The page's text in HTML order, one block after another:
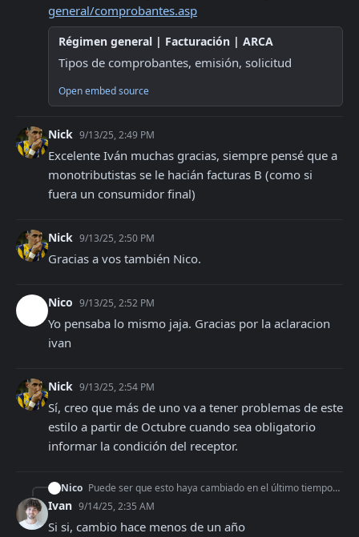
general/comprobantes.asp
Régimen general | Facturación | ARCA
Tipos de comprobantes, emisión, solicitud
Open embed source
Nick 9/13/25, 2:49 PM
Excelente Iván muchas gracias, siempre pensé que a
monotributistas se le hacián facturas B (como si
fuera un consumidor final)
Nick 9/13/25, 2:50 PM
Gracias a vos también Nico.
Nico 9/13/25, 2:52 PM
Yo pensaba lo mismo jaja. Gracias por la aclaracion
ivan
Nick 9/13/25, 2:54 PM
Sí, creo que más de uno va a tener problemas de este
estilo a partir de Octubre cuando sea obligatorio
informar la condición del receptor.
Nico Puede ser que esto haya cambiado en el último tiempo? ahora viendo en la pág de arca figura tambien lo que mencionas: https://www.afip.gob.ar/facturacion/regi
Ivan 9/14/25, 2:35 AM
Si si, cambio hace menos de un año